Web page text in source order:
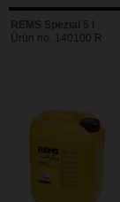
REMS Spezial 5 l
Ürün no. 140100 R